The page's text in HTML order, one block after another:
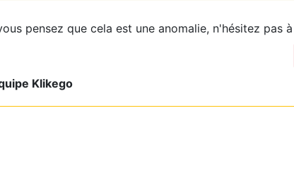
pensez que cela est une anomalie, n'hésitez pas
Klikego